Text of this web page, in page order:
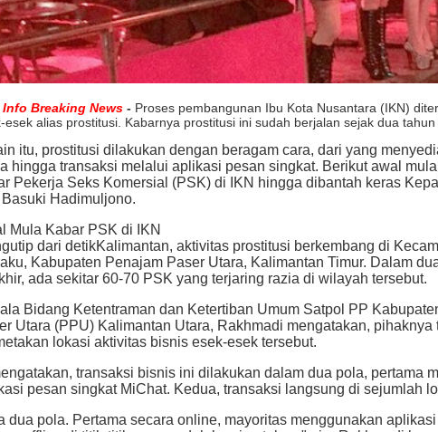
Info Breaking News - Proses pembangunan Ibu Kota Nusantara (IKN)
esek alias prostitusi. Kabarnya prostitusi ini sudah berjalan sejak dua tahun
itu, prostitusi dilakukan dengan beragam cara, dari yang
hingga transaksi melalui aplikasi pesan singkat. Berikut awal
Pekerja Seks Komersial (PSK) di IKN hingga dibantah keras
Basuki Hadimuljono.
Mula Kabar PSK di IKN
dari detikKalimantan, aktivitas prostitusi berkembang di
Kabupaten Penajam Paser Utara, Kalimantan Timur. Dalam
ada sekitar 60-70 PSK yang terjaring razia di wilayah tersebut.
Bidang Ketentraman dan Ketertiban Umum Satpol PP
Utara (PPU) Kalimantan Utara, Rakhmadi mengatakan, pihaknya
lokasi aktivitas bisnis esek-esek tersebut.
transaksi bisnis ini dilakukan dalam dua pola, pertama
pesan singkat MiChat. Kedua, transaksi langsung di sejumlah
dua pola. Pertama secara online, mayoritas menggunakan